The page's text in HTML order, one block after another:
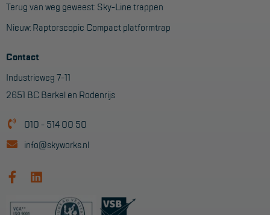
Terug van weg geweest: Sky-Line trappen
Nieuw: Raptorscopic Compact platformtrap
Contact
Industrieweg 7-11
2651 BC Berkel en Rodenrijs
010 - 514 00 50
info@skyworks.nl